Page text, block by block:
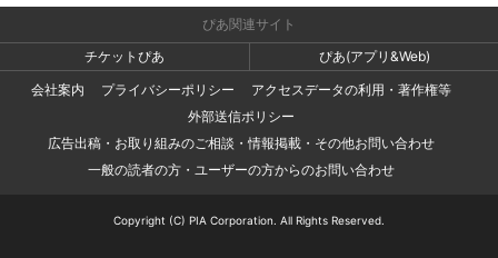
ぴあ関連サイト
チケットぴあ
ぴあ(アプリ&Web)
会社案内
プライバシーポリシー
アクセスデータの利用・著作権等
外部送信ポリシー
広告出稿・お取り組みのご相談・情報掲載・その他お問い合わせ
一般の読者の方・ユーザーの方からのお問い合わせ
Copyright (C) PIA Corporation. All Rights Reserved.